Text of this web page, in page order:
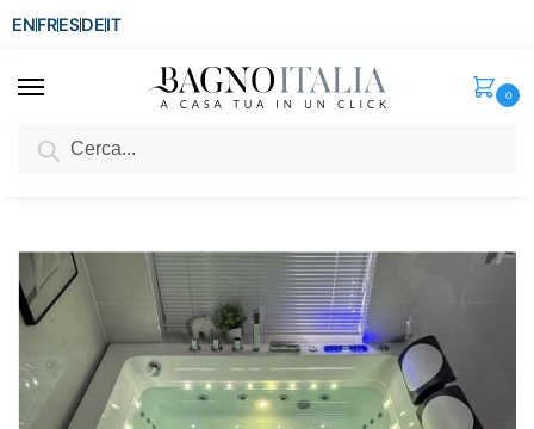
ENFRESDEIT
0
SCONTO del 3%